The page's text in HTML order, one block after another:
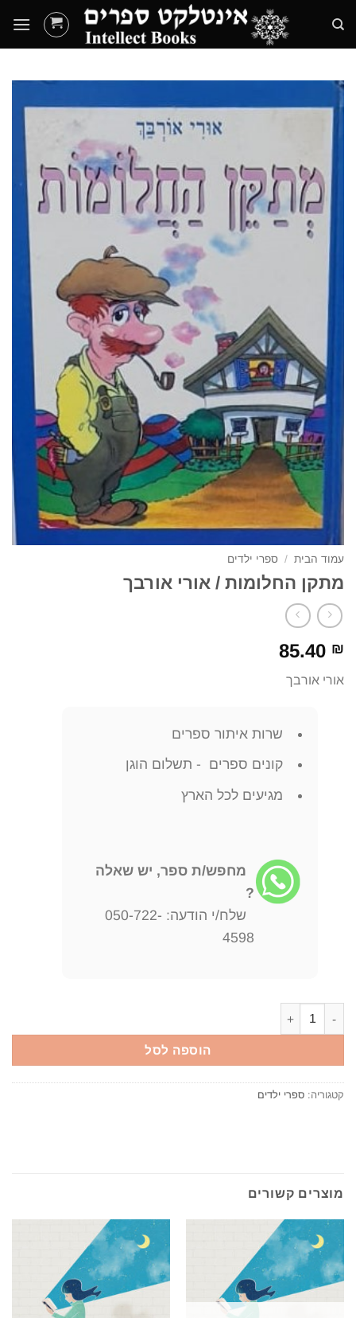
content
עמוד הבית / ספרי ילדים
מתקן החלומות / אורי אורבך
85.40 ₪
אורי אורבך
שרות איתור ספרים
קונים ספרים - תשלום הוגן
מגיעים לכל הארץ
מחפש/ת ספר, יש שאלה
?
שלח/י הודעה: 050-722-
4598
הוספה לסל
קטגוריה: ספרי ילדים
מוצרים קשורים